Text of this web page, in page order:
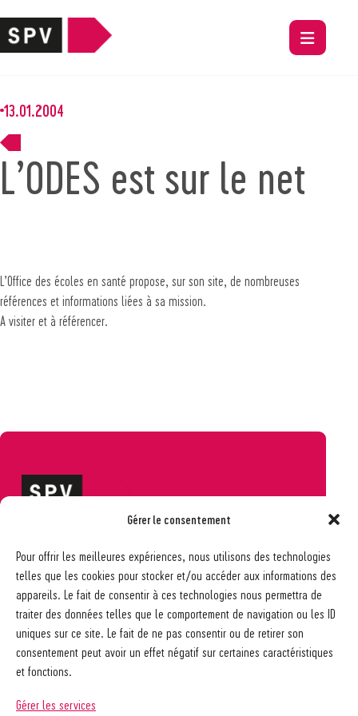
Gérer le consentement
Pour offrir les meilleures expériences, nous utilisons des technologies
telles que les cookies pour stocker et/ou accéder aux informations des
appareils. Le fait de consentir à ces technologies nous permettra de
traiter des données telles que le comportement de navigation ou les ID
uniques sur ce site. Le fait de ne pas consentir ou de retirer son
consentement peut avoir un effet négatif sur certaines caractéristiques
et fonctions.
Gérer les services
13.01.2004
L’ODES est sur le net
L’Office des écoles en santé propose, sur son site, de nombreuses
références et informations liées à sa mission.
A visiter et à référencer.
Ch. des Allinges 2
1006 Lausanne
021 617 65 59
info@spv-vd.ch
FAQ
Les associations
Nos guides pratiques